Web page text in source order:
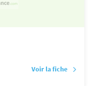
Voir la fiche